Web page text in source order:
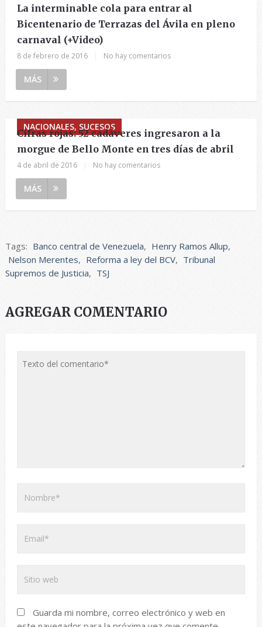
La interminable cola para entrar al
Bicentenario de Terrazas del Ávila en pleno
carnaval (+Video)
8 de febrero de 2016 No hay comentarios
MÁS
NACIONALES, SUCESOS
Cifras rojas: 52 cadáveres ingresaron a la
morgue de Bello Monte en tres días de abril
4 de abril de 2016 No hay comentarios
MÁS
Tags: Banco central de Venezuela, Henry Ramos Allup,
Nelson Merentes, Reforma a ley del BCV, Tribunal
Supremos de Justicia, TSJ
AGREGAR COMENTARIO
Guarda mi nombre, correo electrónico y web en